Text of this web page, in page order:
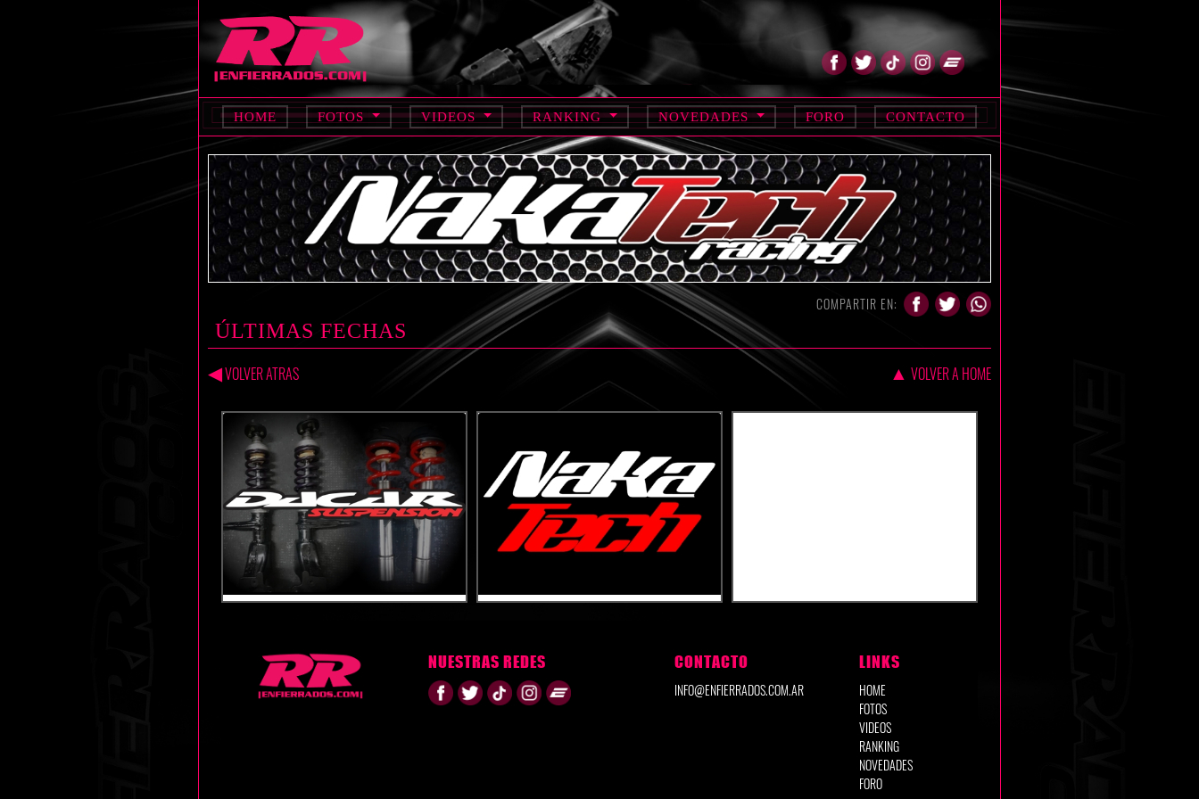
HOME FOTOS VIDEOS RANKING NOVEDADES FORO CONTACTO
ÚLTIMAS FECHAS
COMPARTIR EN:
◀VOLVER ATRAS ▲ VOLVER A HOME
NUESTRAS REDES CONTACTO
INFO@ENFIERRADOS.COM.AR
LINKS
HOME
FOTOS
VIDEOS
RANKING
NOVEDADES
FORO